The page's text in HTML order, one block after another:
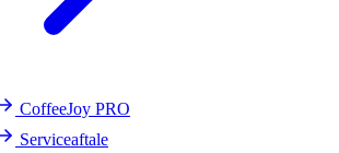
CoffeeJoy PRO
Serviceaftale